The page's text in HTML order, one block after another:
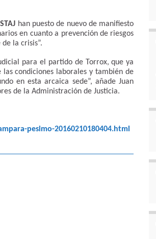
STAJ han puesto de nuevo de manifiesto
en cuanto a prevención de riesgos
la crisis”.
para el partido de Torrox, que ya
condiciones laborales y también de
en esta arcaica sede”, añade Juan
de la Administración de Justicia.
pesimo-20160210180404.html